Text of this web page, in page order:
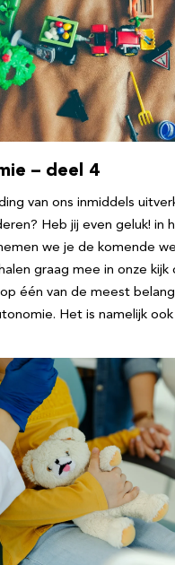
– deel 4
van ons inmiddels
Heb jij even geluk! in
we je de komende
graag mee in onze kijk
één van de meest
Het is namelijk